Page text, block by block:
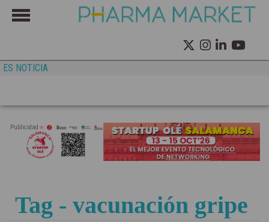
ES NOTICIA
Publicidad
Tag - vacunación gripe